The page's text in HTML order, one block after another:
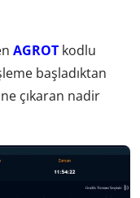
AGROT kodlu
başladıktan
çıkaran nadir